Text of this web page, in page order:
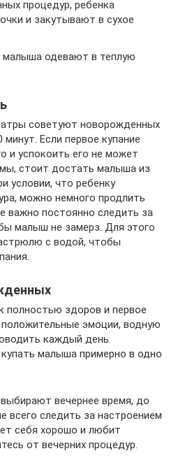
процедур, ребенка
и закутывают в сухое
малыша одевают в теплую
советуют новорожденных
Если первое купание
и успокоить его не может
стоит достать малыша из
условии, что ребенку
можно немного продлить
важно постоянно следить за
малыш не замерз. Для этого
с водой, чтобы
полностью здоров и первое
эмоции, водную
каждый день.
малыша примерно в одно
вечернее время, до
всего следить за настроением
себя хорошо и любит
от вечерних процедур.